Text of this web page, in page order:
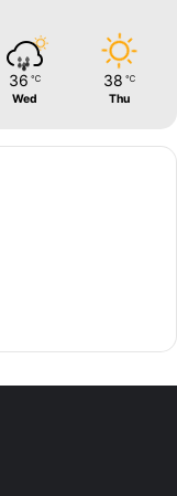
36 ℃
Wed
38 ℃
Thu